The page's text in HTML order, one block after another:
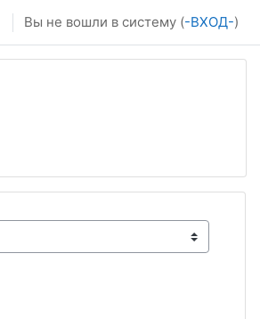
Вы не вошли в систему (-ВХОД-)